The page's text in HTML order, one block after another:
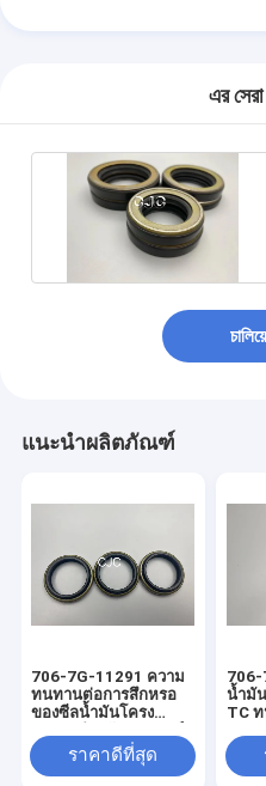
এর
চালিয়ে
แนะนำผลิตภัณฑ์
706-7G-11291 ความ
ทนทานต่อการสึกหรอ
ของซีลน้ำมันโครง
ราคาดีที่สุด
706-
น้ำมั
TC